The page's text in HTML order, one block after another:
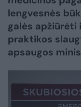
lengvesnės
galės
praktikos
apsaugos